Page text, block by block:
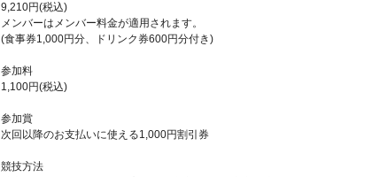
9,210円(税込)
メンバーはメンバー料金が適用されます。
(食事券1,000円分、ドリンク券600円分付き)
参加料
1,100円(税込)
参加賞
次回以降のお支払いに使える1,000円割引券
競技方法